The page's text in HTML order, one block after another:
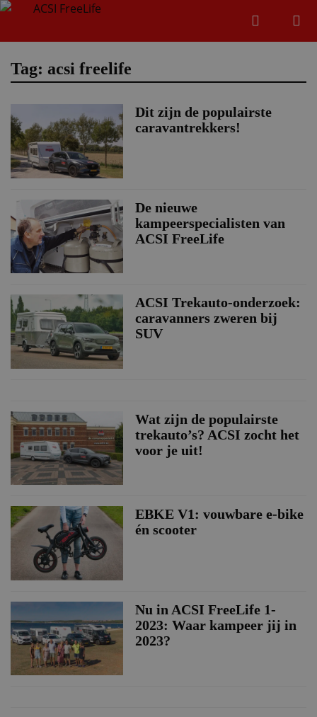
Zoeken
Tag: acsi freelife
Dit zijn de populairste
caravantrekkers!
De nieuwe
kampeerspecialisten van
ACSI FreeLife
ACSI Trekauto-onderzoek:
caravanners zweren bij
SUV
Wat zijn de populairste
trekauto’s? ACSI zocht het
voor je uit!
EBKE V1: vouwbare e-bike
én scooter
Nu in ACSI FreeLife 1-
2023: Waar kampeer jij in
2023?